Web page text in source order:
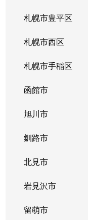
北３４条東
北３４条東
北３５条東
北３５条東
北３５条東
北３６条東
北３７条東
北３７条東
北３９条東
札幌市豊平区
札幌市西区
札幌市手稲区
函館市
旭川市
釧路市
北見市
岩見沢市
留萌市